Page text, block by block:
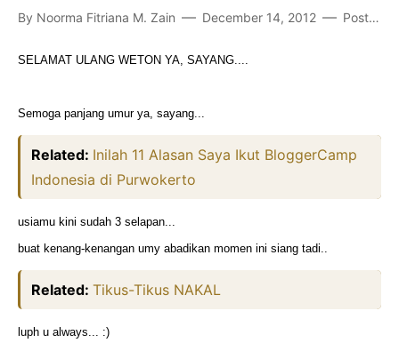
By Noorma Fitriana M. Zain December 14, 2012 Post a Comment
SELAMAT ULANG WETON YA, SAYANG....
Semoga panjang umur ya, sayang...
Related: Inilah 11 Alasan Saya Ikut BloggerCamp
Indonesia di Purwokerto
usiamu kini sudah 3 selapan...
buat kenang-kenangan umy abadikan momen ini siang tadi..
Related: Tikus-Tikus NAKAL
luph u always... :)